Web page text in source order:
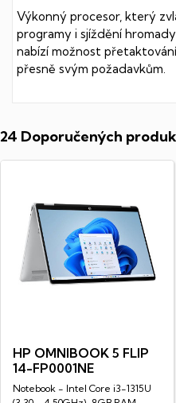
Výkonný procesor, který
programy i sjíždění
nabízí možnost
přesně svým požadavkům.
24 Doporučených
HP OMNIBOOK 5 FLIP
14-FP0001NE
Notebook - Intel Core i3-1315U